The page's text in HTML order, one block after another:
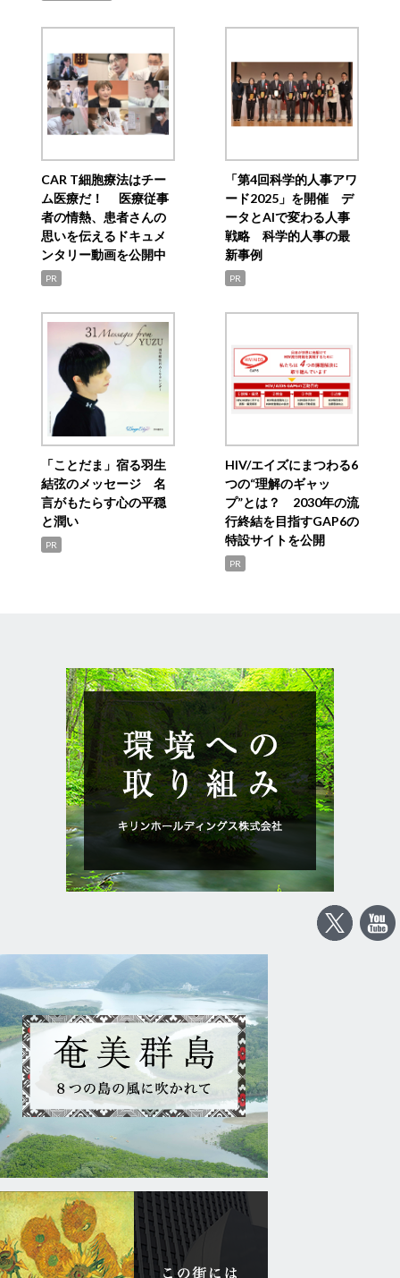
CAR T細胞療法はチー
ム医療だ！ 医療従事
者の情熱、患者さんの
思いを伝えるドキュメ
ンタリー動画を公開中
PR
「第4回科学的人事アワ
ード2025」を開催 デ
ータとAIで変わる人事
戦略 科学的人事の最
新事例
PR
「ことだま」宿る羽生
結弦のメッセージ 名
言がもたらす心の平穏
と潤い
PR
HIV/エイズにまつわる6
つの“理解のギャッ
プ”とは？ 2030年の流
行終結を目指すGAP6の
特設サイトを公開
PR